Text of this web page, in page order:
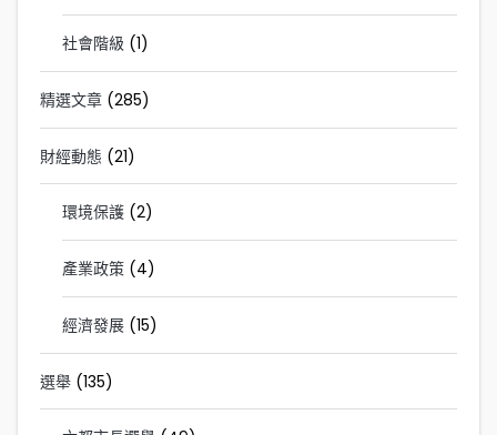
社會階級 (1)
精選文章 (285)
財經動態 (21)
環境保護 (2)
產業政策 (4)
經濟發展 (15)
選舉 (135)